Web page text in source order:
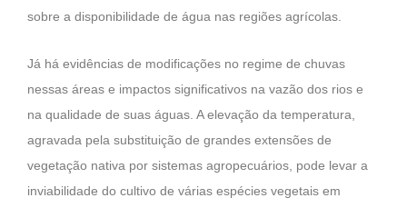
sobre a disponibilidade de água nas regiões agrícolas.
Já há evidências de modificações no regime de chuvas
nessas áreas e impactos significativos na vazão dos rios e
na qualidade de suas águas. A elevação da temperatura,
agravada pela substituição de grandes extensões de
vegetação nativa por sistemas agropecuários, pode levar a
inviabilidade do cultivo de várias espécies vegetais em